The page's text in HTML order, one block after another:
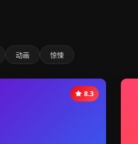
动画 惊悚
8.3